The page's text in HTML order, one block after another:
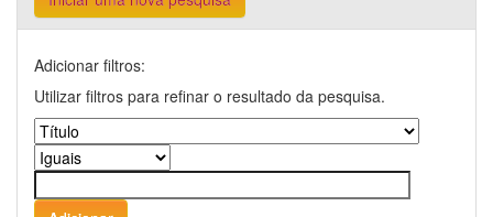
Adicionar filtros:
Utilizar filtros para refinar o resultado da pesquisa.